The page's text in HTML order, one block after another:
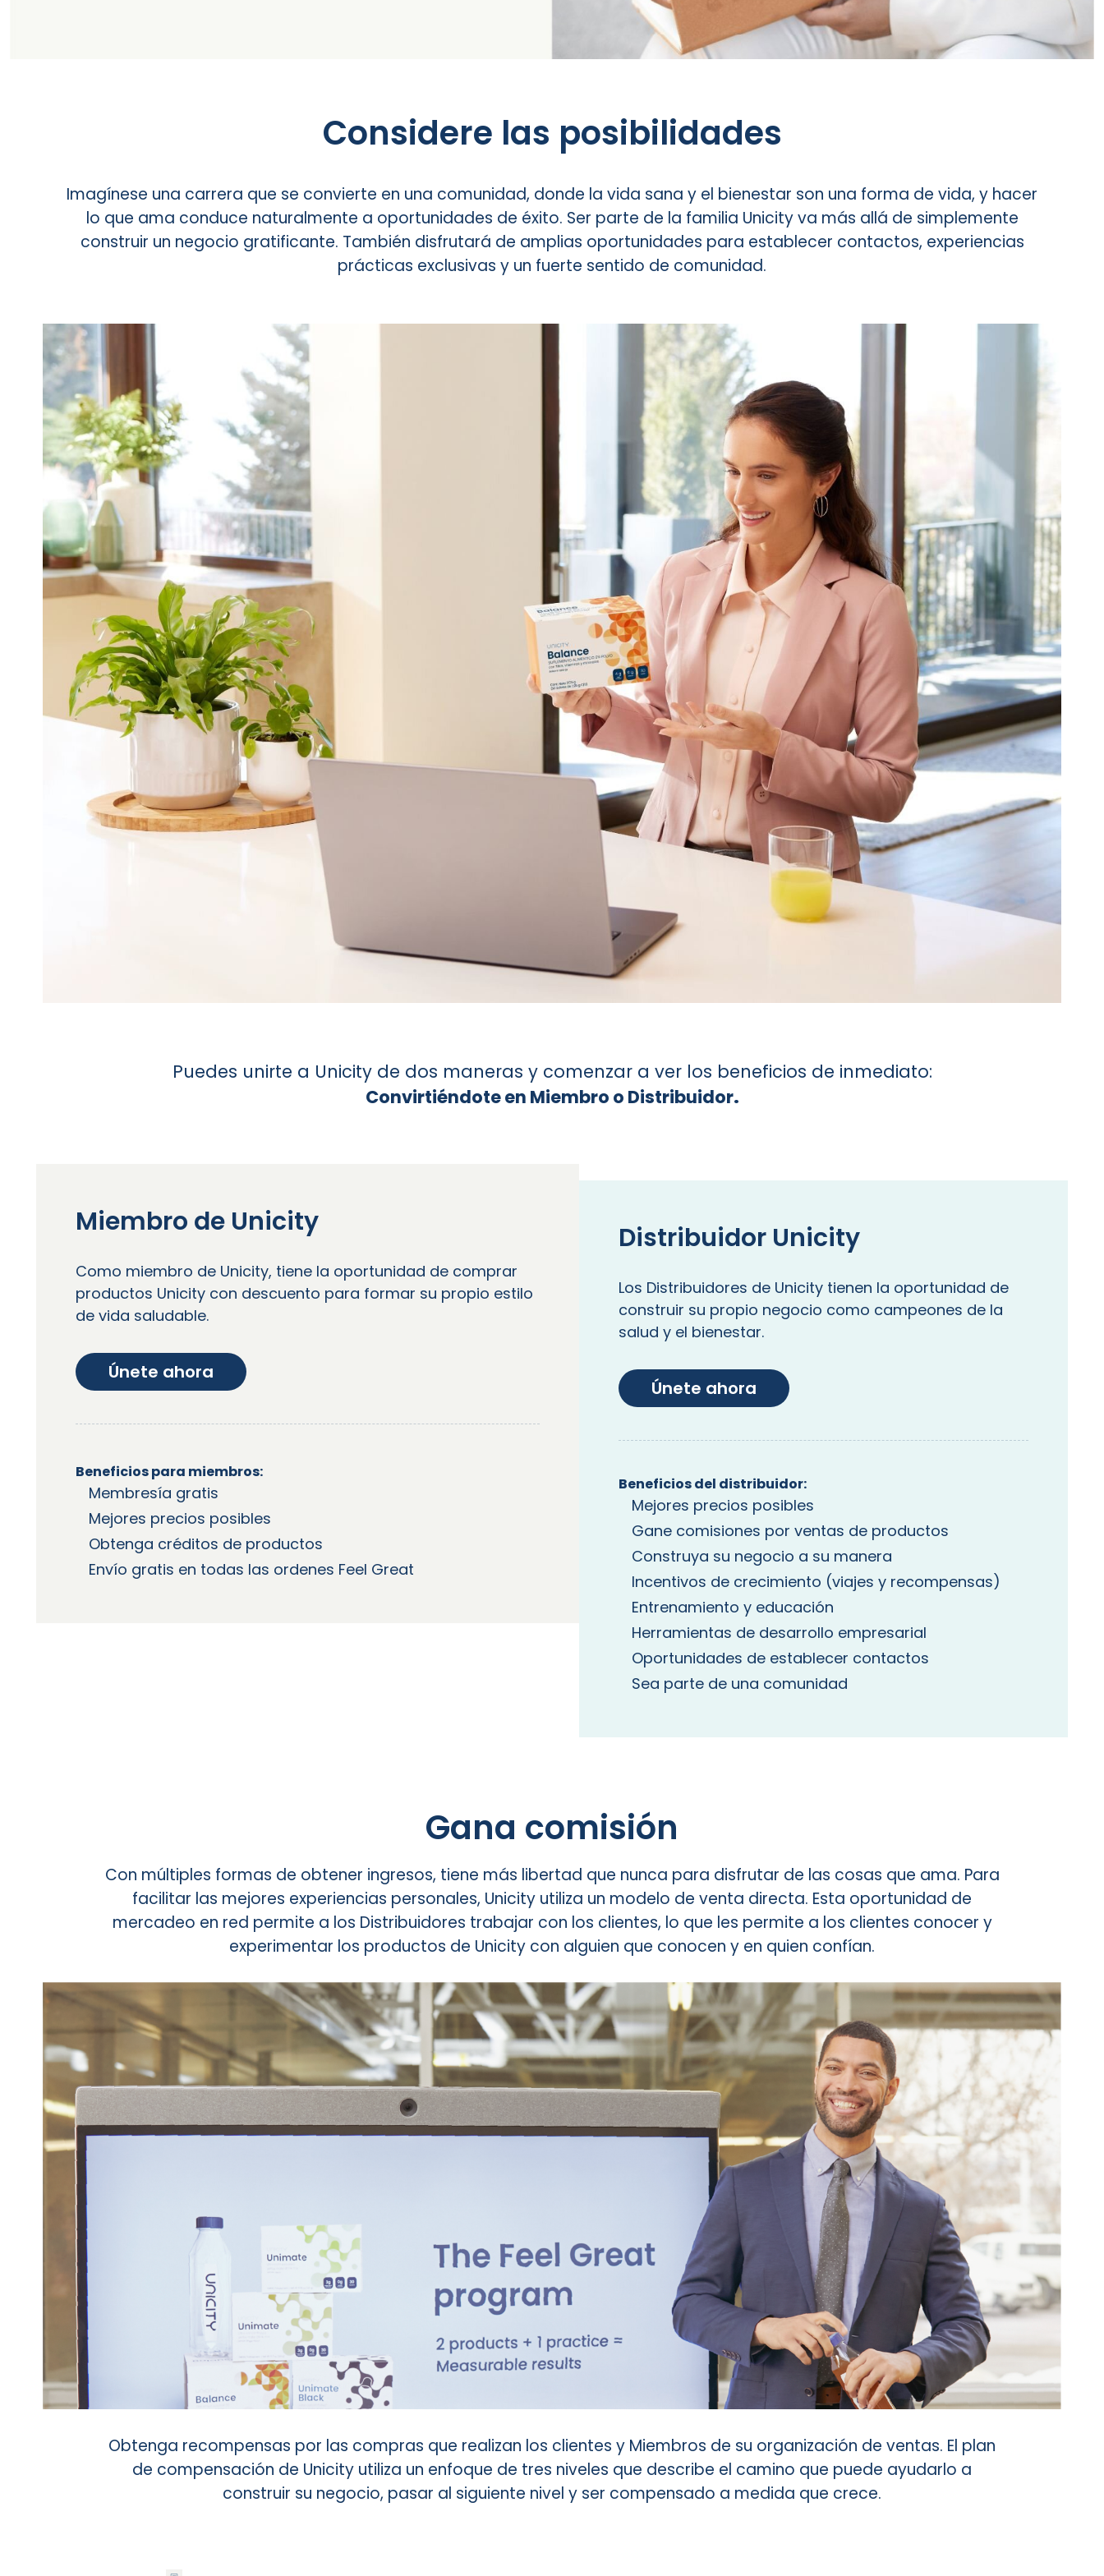
Considere las posibilidades
Imagínese una carrera que se convierte en una comunidad, donde la vida sana y el bienestar son una forma de vida, y hacer
lo que ama conduce naturalmente a oportunidades de éxito. Ser parte de la familia Unicity va más allá de simplemente
construir un negocio gratificante. También disfrutará de amplias oportunidades para establecer contactos, experiencias
prácticas exclusivas y un fuerte sentido de comunidad.
Puedes unirte a Unicity de dos maneras y comenzar a ver los beneficios de inmediato:
Convirtiéndote en Miembro o Distribuidor.
Miembro de Unicity
Como miembro de Unicity, tiene la oportunidad de comprar
productos Unicity con descuento para formar su propio estilo
de vida saludable.
Únete ahora
Beneficios para miembros:
Membresía gratis
Mejores precios posibles
Obtenga créditos de productos
Envío gratis en todas las ordenes Feel Great
Distribuidor Unicity
Los Distribuidores de Unicity tienen la oportunidad de
construir su propio negocio como campeones de la
salud y el bienestar.
Únete ahora
Beneficios del distribuidor:
Mejores precios posibles
Gane comisiones por ventas de productos
Construya su negocio a su manera
Incentivos de crecimiento (viajes y recompensas)
Entrenamiento y educación
Herramientas de desarrollo empresarial
Oportunidades de establecer contactos
Sea parte de una comunidad
Gana comisión
Con múltiples formas de obtener ingresos, tiene más libertad que nunca para disfrutar de las cosas que ama. Para
facilitar las mejores experiencias personales, Unicity utiliza un modelo de venta directa. Esta oportunidad de
mercadeo en red permite a los Distribuidores trabajar con los clientes, lo que les permite a los clientes conocer y
experimentar los productos de Unicity con alguien que conocen y en quien confían.
Obtenga recompensas por las compras que realizan los clientes y Miembros de su organización de ventas. El plan
de compensación de Unicity utiliza un enfoque de tres niveles que describe el camino que puede ayudarlo a
construir su negocio, pasar al siguiente nivel y ser compensado a medida que crece.